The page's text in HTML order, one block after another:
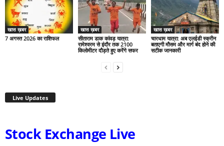
खास ख़बर
7 अगस्त 2026 का राशिफल
खास ख़बर
सीताराम डाक कांवड़ यात्रा:
रामेश्वरम से इंदौर तक 2100
किलोमीटर दौड़ते हुए करेंगे सफर
खास ख़बर
चारधाम यात्रा: अब एलईडी स्क्रीन
बताएगी मौसम और मार्ग बंद होने की
सटीक जानकारी
Live Updates
Stock Exchange Live